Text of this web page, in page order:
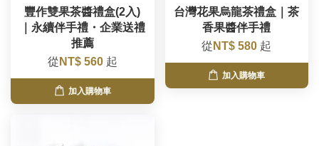
豐作雙果茶醬禮盒(2入)
｜永續伴手禮・企業送禮
推薦
從 NT$ 560 起
加入購物車
台灣花果烏龍茶禮盒｜茶
香果醬伴手禮
從 NT$ 580 起
加入購物車